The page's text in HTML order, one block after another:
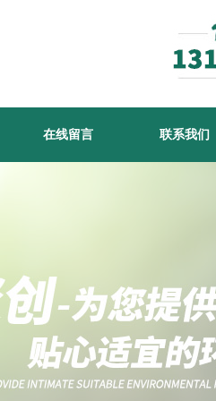
在线留言 联系我们